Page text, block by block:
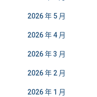
2026 年 5 月
2026 年 4 月
2026 年 3 月
2026 年 2 月
2026 年 1 月